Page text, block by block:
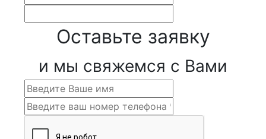
Оставьте заявку
и мы свяжемся с Вами